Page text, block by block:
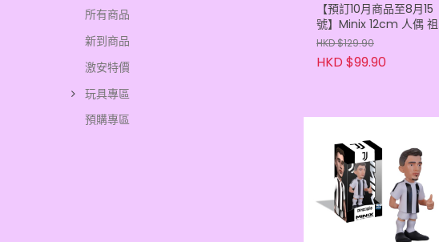
所有商品
新到商品
激安特價
玩具專區
預購專區
【預訂10月商品至8月15
號】Minix 12cm 人偶 祖
雲達斯 - 白兵祖雲達斯粉
絲 (8436605121192)
HKD $129.90
HKD $99.90